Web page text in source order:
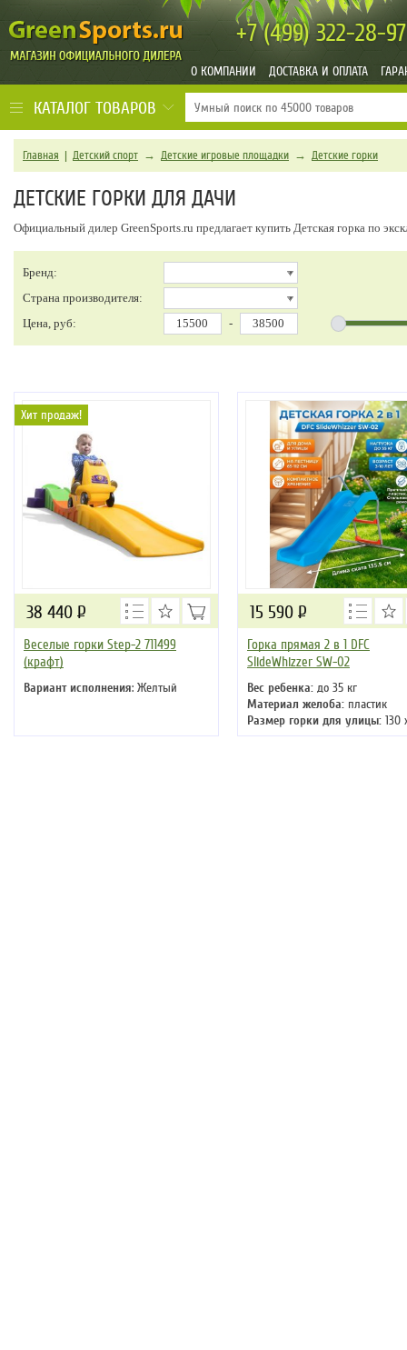
+7 (499)322-28-97
О КОМПАНИИ ДОСТАВКА И ОПЛАТА
КАТАЛОГ ТОВАРОВ
Главная | Детский спорт → Детские игровые площадки → Детские горки
ДЕТСКИЕ ГОРКИ ДЛЯ ДАЧИ
Официальный дилер GreenSports.ru предлагает купить Детская горка по
Бренд:
Страна производителя:
Цена, руб:
-
Хит продаж!
Веселые горки Step-2 711499
(крафт)
Вариант исполнения: Желтый
38 440 Р
Горка прямая 2 в 1 DFC
SlideWhizzer SW-02
Вес ребенка: до 35 кг
Материал желоба: пластик
Размер горки для улицы: 130
х 87 см
15 590 Р